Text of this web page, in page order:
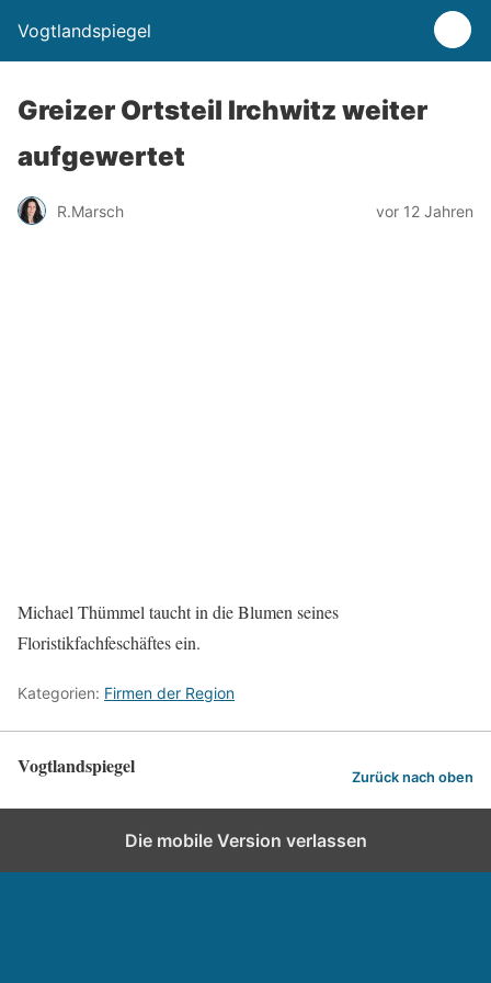
Vogtlandspiegel
Greizer Ortsteil Irchwitz weiter
aufgewertet
R.Marsch vor 12 Jahren
Michael Thümmel taucht in die Blumen seines
Floristikfachfeschäftes ein.
Kategorien: Firmen der Region
Vogtlandspiegel Zurück nach oben
Die mobile Version verlassen